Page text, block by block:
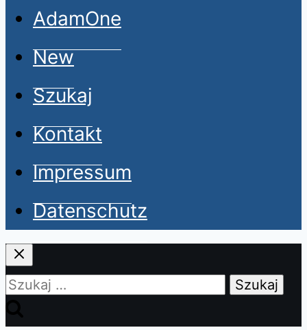
AdamOne
New
Szukaj
Kontakt
Impressum
Datenschutz
Szukaj: